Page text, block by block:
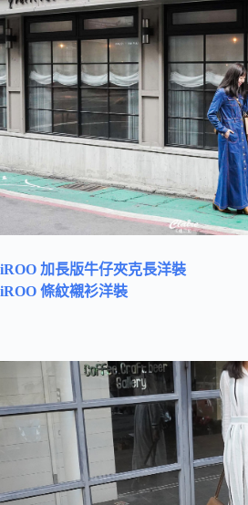
iROO 加長版牛仔夾克長洋裝
iROO 條紋襯衫洋裝